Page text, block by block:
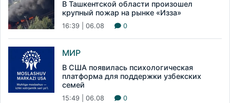
В Ташкентской области произошел
крупный пожар на рынке «Изза»
16:39 | 06.08 0
МИР
В США появилась психологическая
платформа для поддержки узбекских
семей
15:49 | 06.08 0